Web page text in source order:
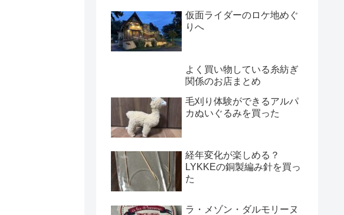
仮面ライダーのロケ地めぐ
りへ
よく買い物している糸紡ぎ
関係のお店まとめ
毛刈り体験ができるアルパ
カぬいぐるみを買った
経年変化が楽しめる？
LYKKEの銅製編み針を買っ
た
ラ・メゾン・ダルモリーヌ